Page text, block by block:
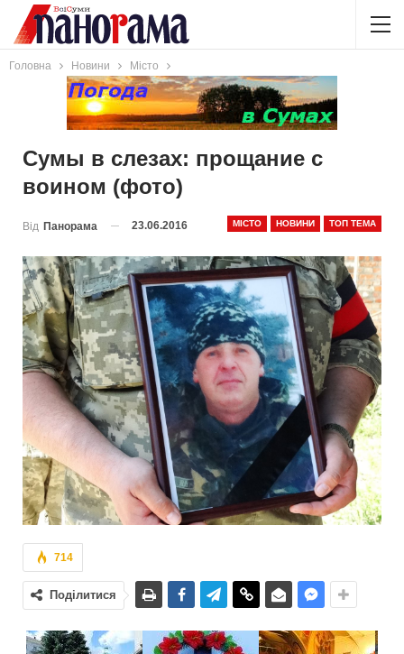
Головна Новини Місто
Сумы в слезах: прощание с
воином (фото)
МІСТО НОВИНИ ТОП ТЕМА
Від Панорама 23.06.2016
714
Поділитися